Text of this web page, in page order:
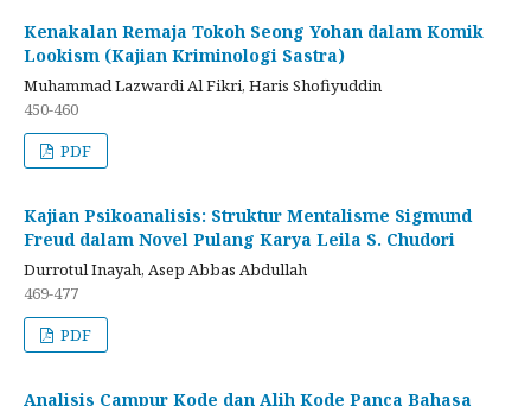
Kenakalan Remaja Tokoh Seong Yohan dalam Komik
Lookism (Kajian Kriminologi Sastra)
Muhammad Lazwardi Al Fikri, Haris Shofiyuddin
450-460
PDF
Kajian Psikoanalisis: Struktur Mentalisme Sigmund
Freud dalam Novel Pulang Karya Leila S. Chudori
Durrotul Inayah, Asep Abbas Abdullah
469-477
PDF
Analisis Campur Kode dan Alih Kode Panca Bahasa